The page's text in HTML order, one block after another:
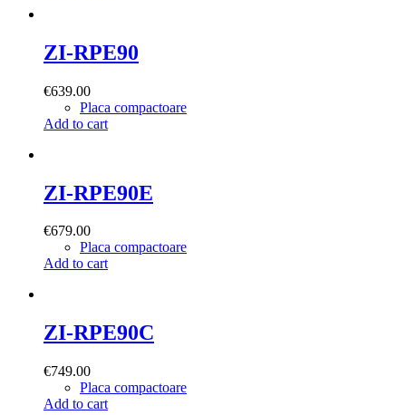
ZI-RPE90
€639.00
Placa compactoare
Add to cart
ZI-RPE90E
€679.00
Placa compactoare
Add to cart
ZI-RPE90C
€749.00
Placa compactoare
Add to cart